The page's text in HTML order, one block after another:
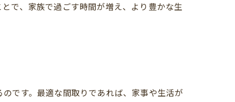
で、家族で過ごす時間が増え、より豊かな生
です。最適な間取りであれば、家事や生活が